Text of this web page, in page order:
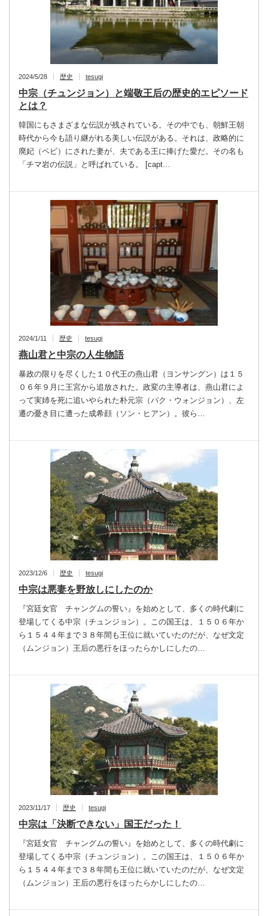
2024/5/28 歴史 tesugi
中宗（チュンジョン）と端敬王后の歴史的エピソード
とは？
韓国にもさまざまな伝説が残されている。その中でも、朝鮮王朝
時代から今も語り継がれる美しい伝説がある。それは、政略的に
廃妃（ペビ）にされた妻が、夫である王に捧げた愛だ。その名も
「チマ岩の伝説」と呼ばれている。 [capt…
2024/1/11 歴史 tesugi
燕山君と中宗の人生物語
暴政の限りを尽くした１０代王の燕山君（ヨンサングン）は１５
０６年９月に王宮から追放された。政変の主導者は、燕山君によ
って実姉を死に追いやられた朴元宗（パク・ウォンジョン）、左
遷の憂き目に遭った成希顔（ソン・ヒアン）。彼ら…
2023/12/6 歴史 tesugi
中宗は悪妻を野放しにしたのか
『宮廷女官 チャングムの誓い』を始めとして、多くの時代劇に
登場してくる中宗（チュンジョン）。この国王は、１５０６年か
ら１５４４年まで３８年間も王位に就いていたのだが、なぜ文定
（ムンジョン）王后の悪行をほったらかしにしたの…
2023/11/17 歴史 tesugi
中宗は「決断できない」国王だった！
『宮廷女官 チャングムの誓い』を始めとして、多くの時代劇に
登場してくる中宗（チュンジョン）。この国王は、１５０６年か
ら１５４４年まで３８年間も王位に就いていたのだが、なぜ文定
（ムンジョン）王后の悪行をほったらかしにしたの…